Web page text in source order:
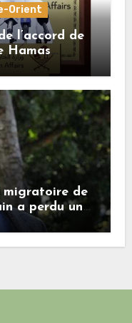
Orient
l’accord de
Hamas
migratoire de
a perdu une
vis-à-vis